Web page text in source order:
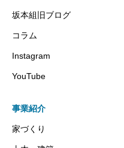
坂本組旧ブログ
コラム
Instagram
YouTube
事業紹介
家づくり